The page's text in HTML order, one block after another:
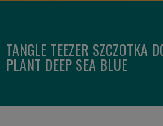
TANGLE TEEZER SZCZOTKA
PLANT DEEP SEA BLUE